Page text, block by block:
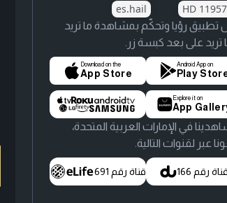
HD
es.hail
تطبيق رؤيا وتحكّم بمشاهدة ما تريد
تريد على بعد كبسة زر.
Android App on
Play
Download on the
App Store
Explore it on
App
في الإمارات العربية المتحدة،
عبر لقنوات التالية.
قناة رقم 166 قناة رقم 691